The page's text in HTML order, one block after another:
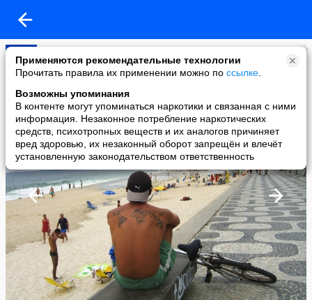
Применяются рекомендательные технологии
Прочитать правила их применении можно по ссылке
Возможны упоминания
В контенте могут упоминаться наркотики и связанная с ними
информация. Незаконное потребление наркотических
средств, психотропных веществ и их аналогов причиняет
вред здоровью, их незаконный оборот запрещён и влечёт
установленную законодательством ответственность
Yegor
added a photo
01 Oct в 18:02